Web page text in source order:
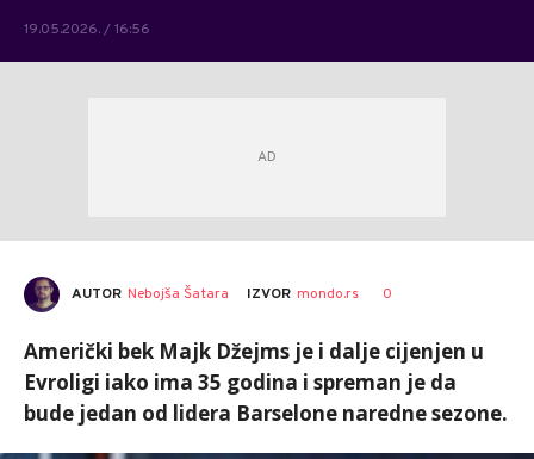
19.05.2026. / 16:56
AUTOR Nebojša Šatara IZVOR mondo.rs 0
Američki bek Majk Džejms je i dalje cijenjen u
Evroligi iako ima 35 godina i spreman je da
bude jedan od lidera Barselone naredne sezone.